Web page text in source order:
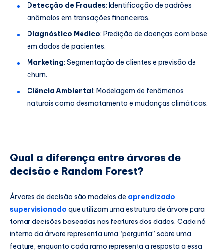
Detecção de Fraudes: Identificação de padrões
anômalos em transações financeiras.
Diagnóstico Médico: Predição de doenças com base
em dados de pacientes.
Marketing: Segmentação de clientes e previsão de
churn.
Ciência Ambiental: Modelagem de fenômenos
naturais como desmatamento e mudanças climáticas.
Qual a diferença entre árvores de
decisão e Random Forest?
Árvores de decisão são modelos de aprendizado
supervisionado que utilizam uma estrutura de árvore para
tomar decisões baseadas nas features dos dados. Cada nó
interno da árvore representa uma “pergunta” sobre uma
feature, enquanto cada ramo representa a resposta a essa